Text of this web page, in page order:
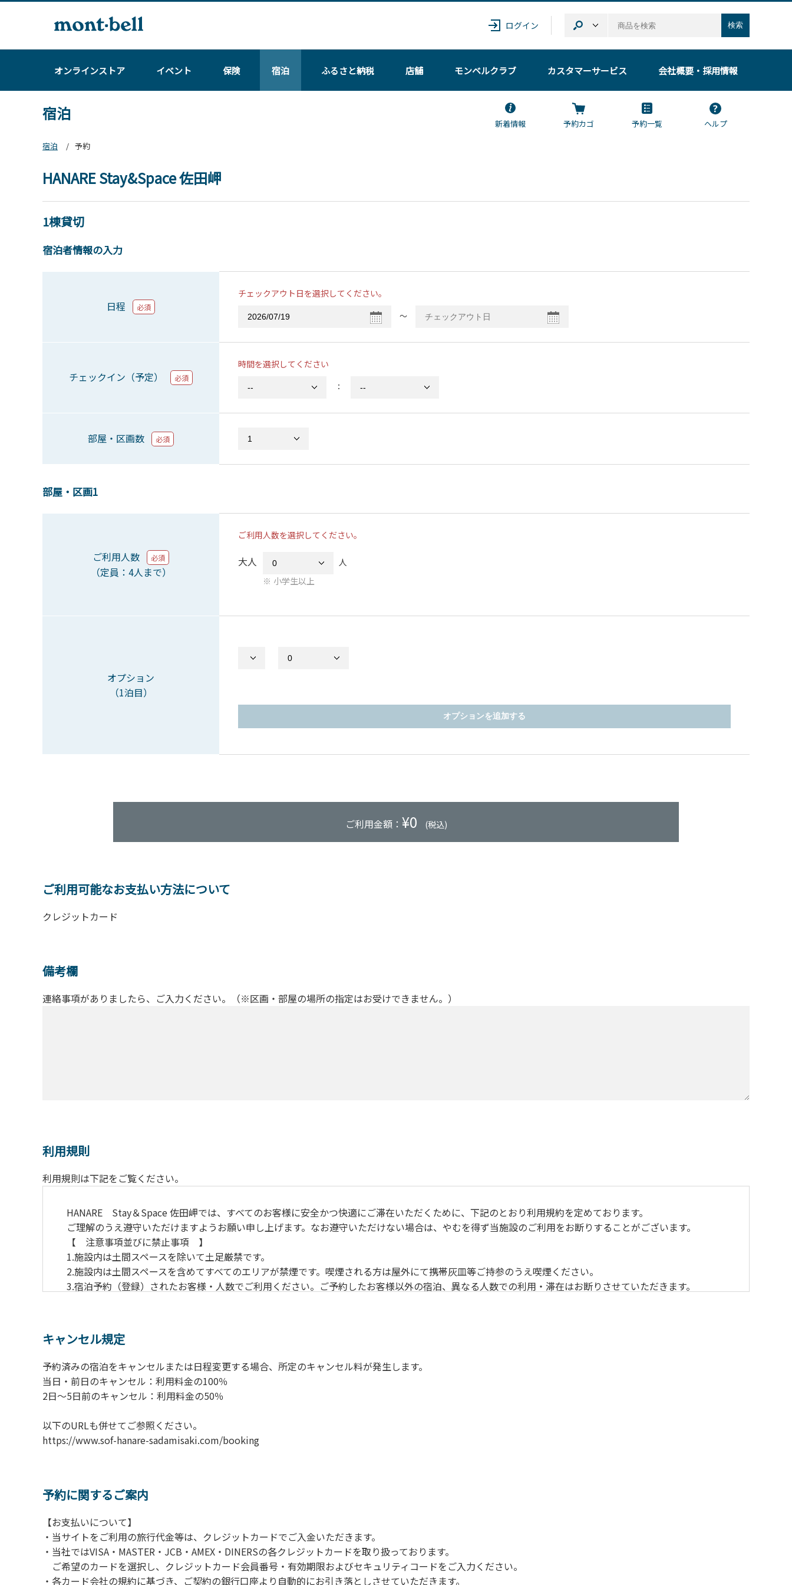
ログイン 検索
オンラインストア イベント 保険 宿泊 ふるさと納税 店舗 モンベルクラブ カスタマーサービス 会社概要・採用情報
宿泊
新着情報 予約カゴ 予約一覧
ヘルプ
宿泊
予約
HANARE Stay&Space 佐田岬
1棟貸切
宿泊者情報の入力
日程 必須
チェックアウト日を選択してください。
〜
チェックイン（予定） 必須
時間を選択してください
：
部屋・区画数 必須
部屋・区画1
ご利用人数 必須
（定員：4人まで）
ご利用人数を選択してください。
大人
人
小学生以上
オプション
（1泊目）
オプションを追加する
ご利用金額： ¥0 (税込)
ご利用可能なお支払い方法について
クレジットカード
備考欄
連絡事項がありましたら、ご入力ください。（※区画・部屋の場所の指定はお受けできません。）
利用規則
利用規則は下記をご覧ください。
HANARE Stay＆Space 佐田岬では、すべてのお客様に安全かつ快適にご滞在いただくために、下記のとおり利用規約を定めております。
ご理解のうえ遵守いただけますようお願い申し上げます。なお遵守いただけない場合は、やむを得ず当施設のご利用をお断りすることがございます。
【 注意事項並びに禁止事項 】
1.施設内は土間スペースを除いて土足厳禁です。
2.施設内は土間スペースを含めてすべてのエリアが禁煙です。喫煙される方は屋外にて携帯灰皿等ご持参のうえ喫煙ください。
3.宿泊予約（登録）されたお客様・人数でご利用ください。ご予約したお客様以外の宿泊、異なる人数での利用・滞在はお断りさせていただきます。
6.敷地内の地面での直火によるBBQ等はご遠慮願います。
7.BBQ及び焚火台の利用後は炭の鎮火の確認は必ずお願いいたします。
8.施設内外で騒ぎたてることは固く禁止させていただきます。
キャンセル規定
予約済みの宿泊をキャンセルまたは日程変更する場合、所定のキャンセル料が発生します。
当日・前日のキャンセル：利用料金の100％
​2日～5日前のキャンセル：利用料金の50％
以下のURLも併せてご参照ください。
https://www.sof-hanare-sadamisaki.com/booking
予約に関するご案内
【お支払いについて】
・当サイトをご利用の旅行代金等は、クレジットカードでご入金いただきます。
・当社ではVISA・MASTER・JCB・AMEX・DINERSの各クレジットカードを取り扱っております。
ご希望のカードを選択し、クレジットカード会員番号・有効期限およびセキュリティコードをご入力ください。
・各カード会社の規約に基づき、ご契約の銀行口座より自動的にお引き落としさせていただきます。